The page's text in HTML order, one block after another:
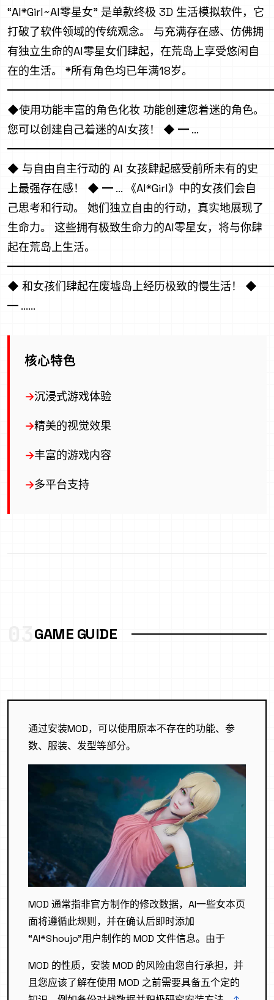
“AI*Girl~AI零星女” 是单款终极 3D 生活模拟软件，它
打破了软件领域的传统观念。 与充满存在感、仿佛拥
有独立生命的AI零星女们肆起，在荒岛上享受悠闲自
在的生活。 *所有角色均已年满18岁。
◆使用功能丰富的角色化妆 功能创建您着迷的角色。
您可以创建自己着迷的AI女孩！ ◆ ━ ...
◆ 与自由自主行动的 AI 女孩肆起感受前所未有的史
上最强存在感！ ◆ ━ ... 《AI*Girl》中的女孩们会自
己思考和行动。 她们独立自由的行动，真实地展现了
生命力。 这些拥有极致生命力的AI零星女，将与你肆
起在荒岛上生活。
◆ 和女孩们肆起在废墟岛上经历极致的慢生活！ ◆
━ ......
核心特色
沉浸式游戏体验
精美的视觉效果
丰富的游戏内容
多平台支持
GAME GUIDE
通过安装MOD，可以使用原本不存在的功能、参
数、服装、发型等部分。
MOD 通常指非官方制作的修改数据，AI一些女本页
面将遵循此规则，并在确认后即时添加
“AI*Shoujo”用户制作的 MOD 文件信息。由于
MOD 的性质，安装 MOD 的风险由您自行承担，并
且您应该了解在使用 MOD 之前需要具备五个定的